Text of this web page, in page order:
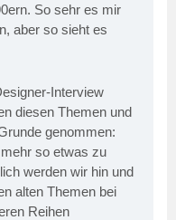
So sehr es mir
aber so sieht es
Interview
diesen Themen und
genommen:
so etwas zu
werden wir hin und
alten Themen bei
Reihen